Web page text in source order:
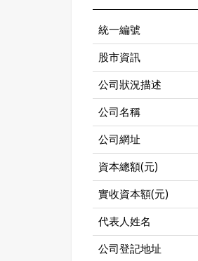
統一編號
股市資訊
公司狀況描述
公司名稱
公司網址
資本總額(元)
實收資本額(元)
代表人姓名
公司登記地址